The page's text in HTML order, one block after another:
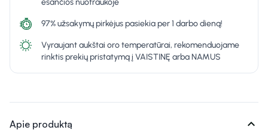
esančios nuotraukoje
97% užsakymų pirkėjus pasiekia per 1 darbo dieną!
Vyraujant aukštai oro temperatūrai, rekomenduojame
rinktis prekių pristatymą į VAISTINĘ arba NAMUS
Apie produktą expand_more